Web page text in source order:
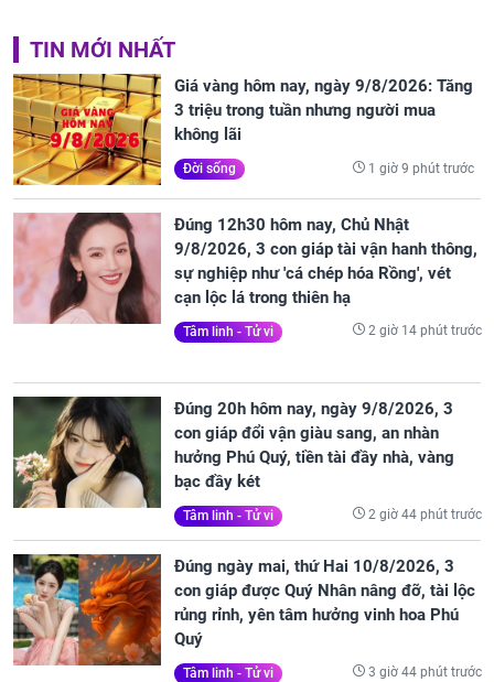
TIN MỚI NHẤT
Giá vàng hôm nay, ngày 9/8/2026: Tăng
3 triệu trong tuần nhưng người mua
không lãi
Đời sống 1 giờ 9 phút trước
Đúng 12h30 hôm nay, Chủ Nhật
9/8/2026, 3 con giáp tài vận hanh thông,
sự nghiệp như 'cá chép hóa Rồng', vét
cạn lộc lá trong thiên hạ
Tâm linh - Tử vi 2 giờ 14 phút trước
Đúng 20h hôm nay, ngày 9/8/2026, 3
con giáp đổi vận giàu sang, an nhàn
hưởng Phú Quý, tiền tài đầy nhà, vàng
bạc đầy két
Tâm linh - Tử vi 2 giờ 44 phút trước
Đúng ngày mai, thứ Hai 10/8/2026, 3
con giáp được Quý Nhân nâng đỡ, tài lộc
rủng rỉnh, yên tâm hưởng vinh hoa Phú
Quý
Tâm linh - Tử vi 3 giờ 44 phút trước